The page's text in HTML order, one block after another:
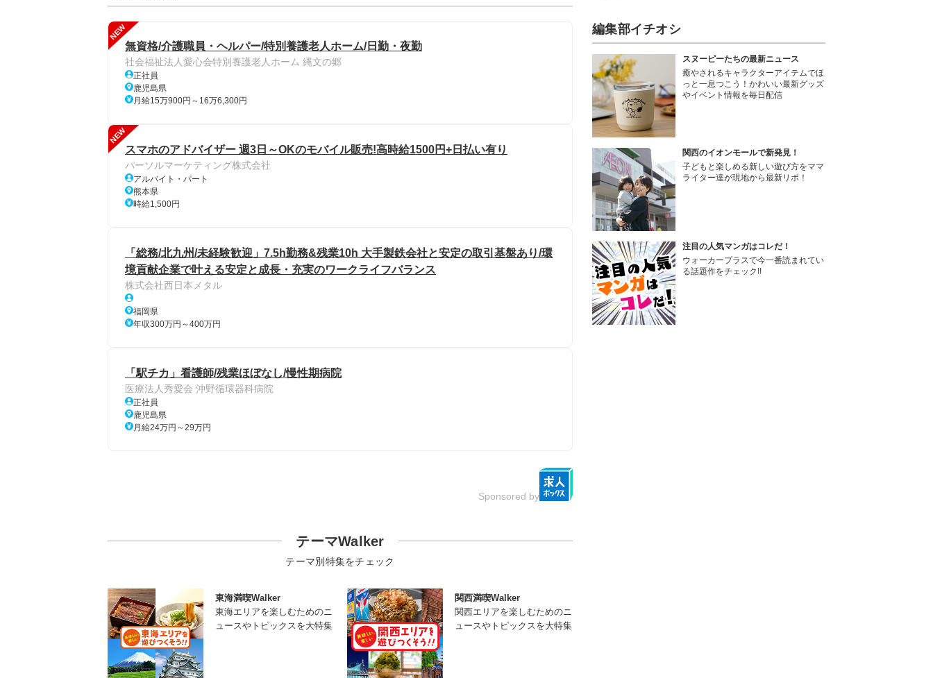
NEW
無資格/介護職員・ヘルパー/特別養護老人ホーム/日勤・夜勤
社会福祉法人愛心会特別養護老人ホーム 縄文の郷
正社員
鹿児島県
月給15万900円～16万6,300円
NEW
スマホのアドバイザー 週3日～OKのモバイル販売!高時給1500円+日払い有り
パーソルマーケティング株式会社
アルバイト・パート
熊本県
時給1,500円
「総務/北九州/未経験歓迎」7.5h勤務&残業10h 大手製鉄会社と安定の取引基盤あり/環
境貢献企業で叶える安定と成長・充実のワークライフバランス
株式会社西日本メタル
福岡県
年収300万円～400万円
「駅チカ」看護師/残業ほぼなし/慢性期病院
医療法人秀愛会 沖野循環器科病院
正社員
鹿児島県
月給24万円～29万円
Sponsored by
テーマWalker
テーマ別特集をチェック
東海満喫Walker
東海エリアを楽しむためのニ
ュースやトピックスを大特集
関西満喫Walker
関西エリアを楽しむためのニ
ュースやトピックスを大特集
編集部イチオシ
スヌーピーたちの最新ニュース
癒やされるキャラクターアイテムでほ
っと一息つこう！かわいい最新グッズ
やイベント情報を毎日配信
関西のイオンモールで新発見！
子どもと楽しめる新しい遊び方をママ
ライター達が現地から最新リポ！
注目の人気マンガはコレだ！
ウォーカープラスで今一番読まれてい
る話題作をチェック!!